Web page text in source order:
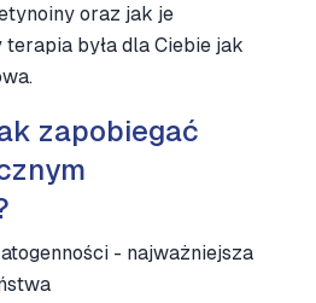
oraz jak je
była dla Ciebie jak
zapobiegać
- najważniejsza